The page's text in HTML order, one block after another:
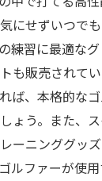
にせずいつで
練習に最適な
も販売されて
ば、本格的な
ょう。また、
ーニンググッ
ルファーが使